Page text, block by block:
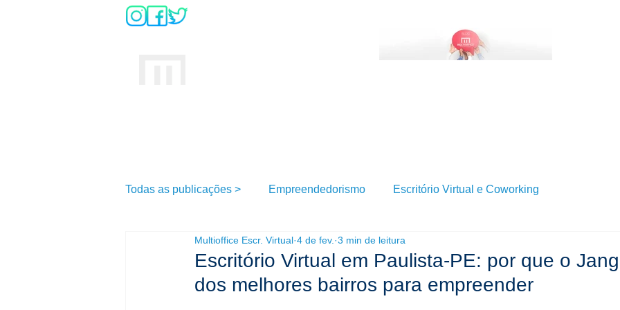
Todas as publicações > Empreendedorismo Escritório Virtual e Coworking
Escritório Virtual em Paulista-PE: por que o
dos melhores bairros para empreender
Multioffice Escr. Virtual 4 de fev. 3 min de leitura